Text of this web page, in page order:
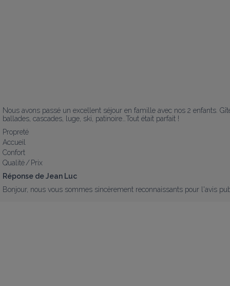
Nous avons passé un excellent séjour en famille avec nos 2 enfants.
ballades, cascades, luge, ski, patinoire…Tout était parfait !
Propreté
Accueil
Confort
Qualité / Prix
Réponse de Jean Luc
Bonjour, nous vous sommes sincèrement reconnaissants pour l'avis